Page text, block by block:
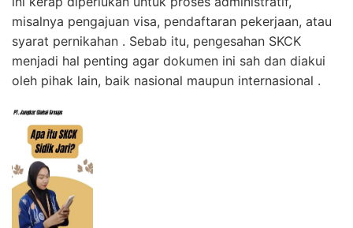
misalnya pengajuan visa, pendaftaran pekerjaan, atau
syarat pernikahan . Sebab itu, pengesahan SKCK
menjadi hal penting agar dokumen ini sah dan diakui
oleh pihak lain, baik nasional maupun internasional .